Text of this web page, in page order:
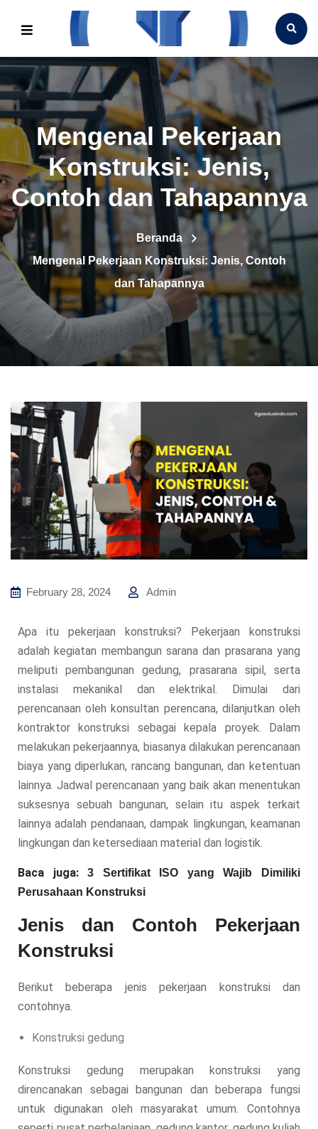
Mengenal Pekerjaan
Konstruksi: Jenis,
Contoh dan Tahapannya
Beranda
Mengenal Pekerjaan Konstruksi: Jenis, Contoh
dan Tahapannya
February 28, 2024 Admin
Apa itu pekerjaan konstruksi? Pekerjaan konstruksi
adalah kegiatan membangun sarana dan prasarana yang
meliputi pembangunan gedung, prasarana sipil, serta
instalasi mekanikal dan elektrikal. Dimulai dari
perencanaan oleh konsultan perencana, dilanjutkan oleh
kontraktor konstruksi sebagai kepala proyek. Dalam
melakukan pekerjaannya, biasanya dilakukan perencanaan
biaya yang diperlukan, rancang bangunan, dan ketentuan
lainnya. Jadwal perencanaan yang baik akan menentukan
suksesnya sebuah bangunan, selain itu aspek terkait
lainnya adalah pendanaan, dampak lingkungan, keamanan
lingkungan dan ketersediaan material dan logistik.
Baca juga:3 Sertifikat ISO yang Wajib Dimiliki
Perusahaan Konstruksi
Jenis dan Contoh Pekerjaan
Konstruksi
Berikut beberapa jenis pekerjaan konstruksi dan
contohnya.
Konstruksi gedung
Konstruksi gedung merupakan konstruksi yang
direncanakan sebagai bangunan dan beberapa fungsi
untuk digunakan oleh masyarakat umum. Contohnya